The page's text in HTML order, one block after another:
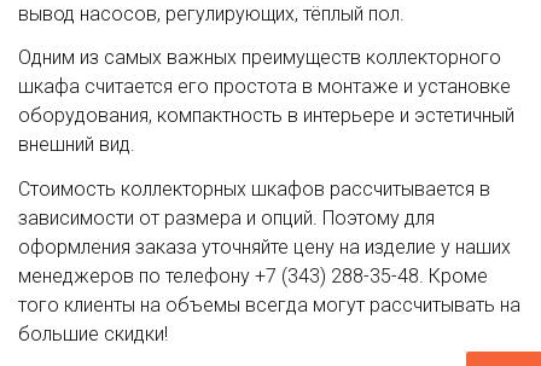
вывод насосов, регулирующих, тёплый пол.
Одним из самых важных преимуществ коллекторного
шкафа считается его простота в монтаже и установке
оборудования, компактность в интерьере и эстетичный
внешний вид.
Стоимость коллекторных шкафов рассчитывается в
зависимости от размера и опций. Поэтому для
оформления заказа уточняйте цену на изделие у наших
менеджеров по телефону +7 (343) 288-35-48. Кроме
того клиенты на объемы всегда могут рассчитывать на
большие скидки!